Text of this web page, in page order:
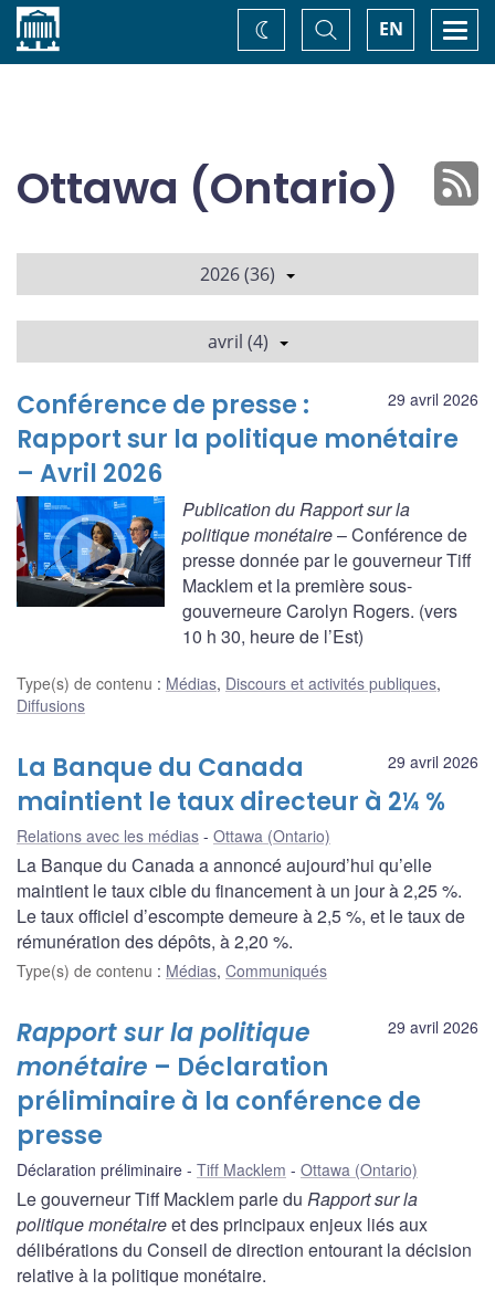
Accueil EN
Basculer
la
recherche
Changez
de
Ottawa (Ontario)
2026 (36)
avril (4)
29 avril 2026
Conférence de presse :
Rapport sur la politique monétaire
– Avril 2026
Publication du Rapport sur la
politique monétaire– Conférence de
presse donnée par le gouverneur Tiff
Macklem et la première sous-
gouverneure Carolyn Rogers. (vers
10 h 30, heure de l’Est)
Type(s) de contenu : Médias, Discours et activités publiques,
Diffusions
29 avril 2026
La Banque du Canada
maintient le taux directeur à 2¼ %
Relations avec les médias Ottawa (Ontario)
La Banque du Canada a annoncé aujourd’hui qu’elle
maintient le taux cible du financement à un jour à 2,25 %.
Le taux officiel d’escompte demeure à 2,5 %, et le taux de
rémunération des dépôts, à 2,20 %.
Type(s) de contenu : Médias, Communiqués
29 avril 2026
Rapport sur la politique
monétaire – Déclaration
préliminaire à la conférence de
presse
Déclaration préliminaire Tiff Macklem Ottawa (Ontario)
Le gouverneur Tiff Macklem parle du Rapport sur la
politique monétaireet des principaux enjeux liés aux
délibérations du Conseil de direction entourant la décision
relative à la politique monétaire.